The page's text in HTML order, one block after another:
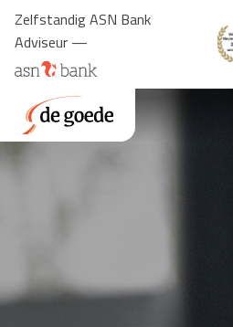
Zelfstandig ASN Bank
Adviseur —